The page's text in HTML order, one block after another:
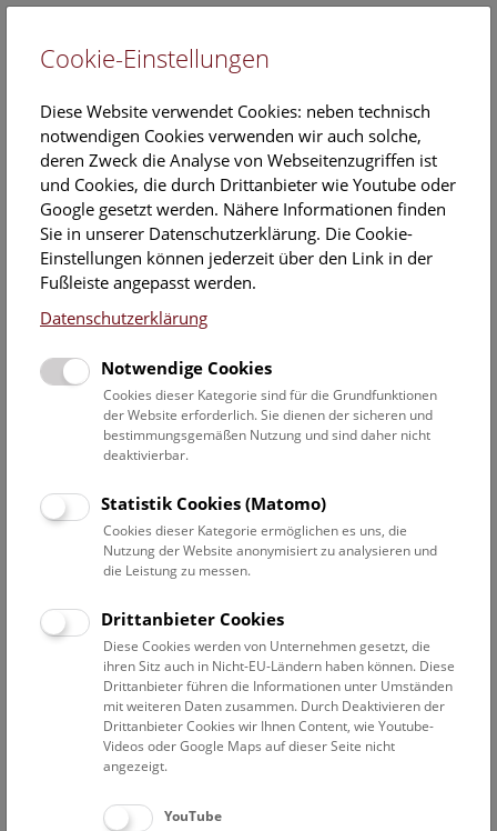
EN
Veranstaltungskalender
Informationen zu Gruppen,- Kindergarten- und
Schulprogrammen finden Siehier
Datumsfilter
29.6.2022
Datum auswählen
Erweiterte Suche
Filter zurücksetzen
29. Juni 2022
Bisher keine Ergebnisse. Dienstags ist das NHM Wien
in der Regel geschlossen. Ausnahmen finden sie
Cookie-Einstellungen
Diese Website verwendet Cookies: neben technisch
notwendigen Cookies verwenden wir auch solche,
deren Zweck die Analyse von Webseitenzugriffen ist
und Cookies, die durch Drittanbieter wie Youtube oder
Google gesetzt werden. Nähere Informationen finden
Sie in unserer Datenschutzerklärung. Die Cookie-
Einstellungen können jederzeit über den Link in der
Fußleiste angepasst werden.
Datenschutzerklärung
Notwendige Cookies
Cookies dieser Kategorie sind für die Grundfunktionen
der Website erforderlich. Sie dienen der sicheren und
bestimmungsgemäßen Nutzung und sind daher nicht
deaktivierbar.
Statistik Cookies (Matomo)
Cookies dieser Kategorie ermöglichen es uns, die
Nutzung der Website anonymisiert zu analysieren und
die Leistung zu messen.
Drittanbieter Cookies
Diese Cookies werden von Unternehmen gesetzt, die
ihren Sitz auch in Nicht-EU-Ländern haben können. Diese
Drittanbieter führen die Informationen unter Umständen
mit weiteren Daten zusammen. Durch Deaktivieren der
Drittanbieter Cookies wir Ihnen Content, wie Youtube-
Videos oder Google Maps auf dieser Seite nicht
angezeigt.
YouTube